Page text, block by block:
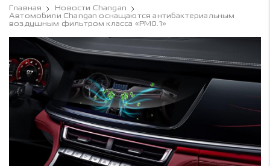
Главная
Новости Changan
Автомобили Changan оснащаются антибактериальным
воздушным фильтром класса «PM0.1»